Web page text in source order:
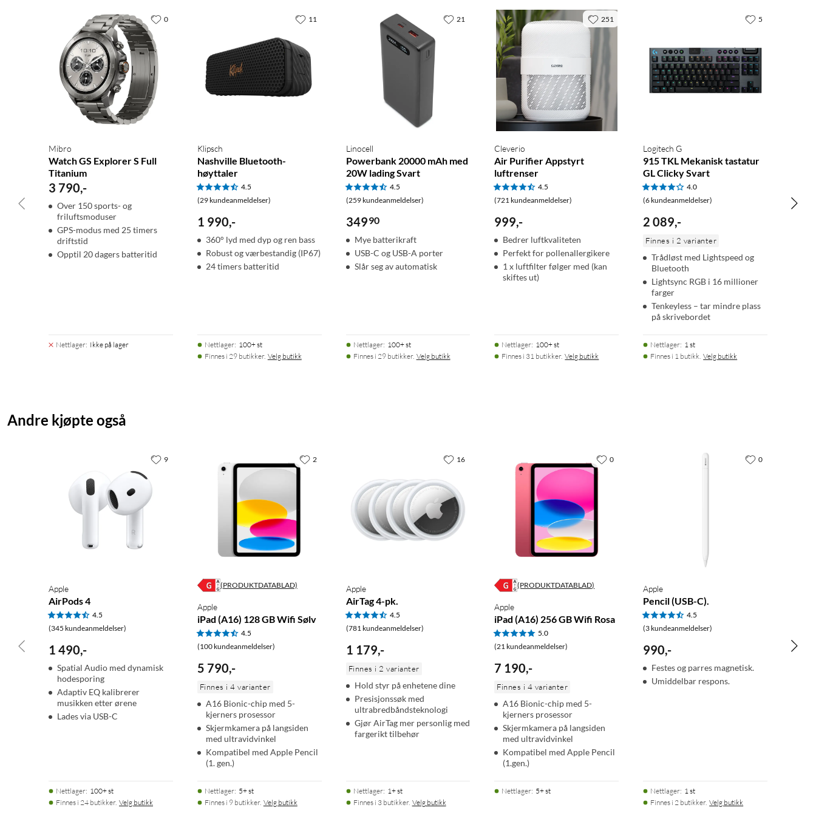
Spesifikasjoner
Du finner en fullstendig oversikt påapple.com/no/watch/compare.
Apple Watch SE krever iPhone Xs eller nyere med iOS 17 eller nyere.
Mibro
Watch GS Explorer S Full
Titanium
3 790,-
Over 150 sports- og
friluftsmoduser
GPS-modus med 25 timers
driftstid
Opptil 20 dagers batteritid
Nettlager: Ikke på lager
0
Klipsch
Nashville Bluetooth-
høyttaler
4.5
(29 kundeanmeldelser)
1 990,-
360° lyd med dyp og ren bass
Robust og værbestandig (IP67)
24 timers batteritid
Nettlager: 100+ st
Finnes i 29 butikker. Velg butikk
11
Linocell
Powerbank 20000 mAh med
20W lading Svart
4.5
(259 kundeanmeldelser)
34990
Mye batterikraft
USB-C og USB-A porter
Slår seg av automatisk
Nettlager: 100+ st
Finnes i 29 butikker. Velg butikk
21
Cleverio
Air Purifier Appstyrt
luftrenser
4.5
(721 kundeanmeldelser)
999,-
Bedrer luftkvaliteten
Perfekt for pollenallergikere
1 x luftfilter følger med (kan
skiftes ut)
Nettlager: 100+ st
Finnes i 31 butikker. Velg butikk
251
Logitech G
915 TKL Mekanisk tastatur
GL Clicky Svart
4.0
(6 kundeanmeldelser)
2 089,-
Finnes i 2 varianter
Trådløst med Lightspeed og
Bluetooth
Lightsync RGB i 16 millioner
farger
Tenkeyless – tar mindre plass
på skrivebordet
Nettlager: 1 st
Finnes i 1 butikk. Velg butikk
5
Andre kjøpte også
Apple
AirPods 4
4.5
(345 kundeanmeldelser)
1 490,-
Spatial Audio med dynamisk
hodesporing
Adaptiv EQ kalibrerer
musikken etter ørene
Lades via USB-C
Nettlager: 100+ st
Finnes i 24 butikker. Velg butikk
9
(PRODUKTDATABLAD)
Apple
iPad (A16) 128 GB Wifi Sølv
4.5
(100 kundeanmeldelser)
5 790,-
Finnes i 4 varianter
A16 Bionic-chip med 5-
kjerners prosessor
Skjermkamera på langsiden
med ultravidvinkel
Kompatibel med Apple Pencil
(1. gen.)
Nettlager: 5+ st
Finnes i 9 butikker. Velg butikk
2
Apple
AirTag 4-pk.
4.5
(781 kundeanmeldelser)
1 179,-
Finnes i 2 varianter
Hold styr på enhetene dine
Presisjonssøk med
ultrabredbåndsteknologi
Gjør AirTag mer personlig med
fargerikt tilbehør
Nettlager: 1+ st
Finnes i 3 butikker. Velg butikk
16
(PRODUKTDATABLAD)
Apple
iPad (A16) 256 GB Wifi Rosa
5.0
(21 kundeanmeldelser)
7 190,-
Finnes i 4 varianter
A16 Bionic-chip med 5-
kjerners prosessor
Skjermkamera på langsiden
med ultravidvinkel
Kompatibel med Apple Pencil
(1.gen.)
Nettlager: 5+ st
0
Apple
Pencil (USB-C).
4.5
(3 kundeanmeldelser)
990,-
Festes og parres magnetisk.
Umiddelbar respons.
Nettlager: 1 st
Finnes i 2 butikker. Velg butikk
0